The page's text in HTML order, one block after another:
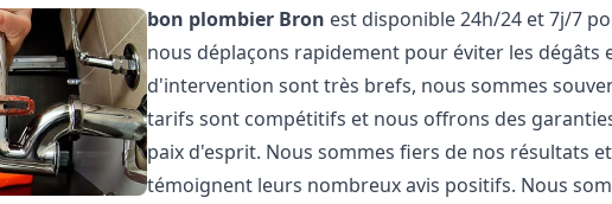
bon plombier Bron est disponible 24h/24 et 7j/7
nous déplaçons rapidement pour éviter les dégâts
d'intervention sont très brefs, nous sommes
tarifs sont compétitifs et nous offrons des
paix d'esprit. Nous sommes fiers de nos résultats
témoignent leurs nombreux avis positifs. Nous